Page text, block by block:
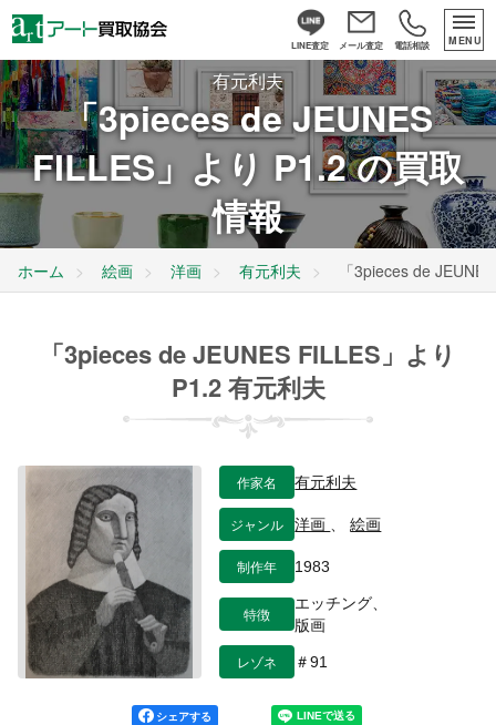
LINE査定 メール査定 電話相談 MENU
有元利夫
「3pieces de JEUNES
FILLES」より P1.2 の買取
情報
ホーム 絵画 洋画 有元利夫 「3pieces de
「3pieces de JEUNES FILLES」より
P1.2 有元利夫
作家名 有元利夫
ジャンル 洋画 、絵画
制作年 1983
特徴
エッチング、
版画
レゾネ ＃91
シェアする